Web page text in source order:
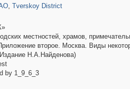
, Tverskoy District
местностей, храмов,
второе. Москва. Виды
Н.А.Найденова)
by 1_9_6_3